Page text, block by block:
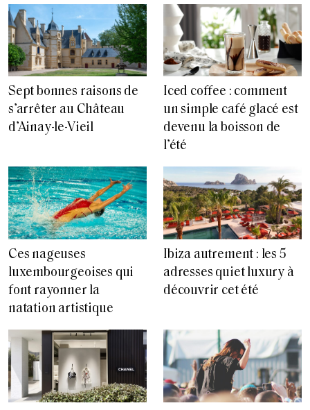
Sept bonnes raisons de
s’arrêter au Château
d’Ainay-le-Vieil
Iced coffee : comment
un simple café glacé est
devenu la boisson de
l’été
Ces nageuses
luxembourgeoises qui
font rayonner la
natation artistique
Ibiza autrement : les 5
adresses quiet luxury à
découvrir cet été